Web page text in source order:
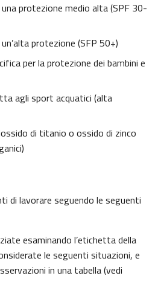
protezione medio alta (SPF 30-
protezione (SFP 50+)
per la protezione dei bambini e
agli sport acquatici (alta
di titanio o ossido di zinco
di lavorare seguendo le seguenti
esaminando l’etichetta della
le seguenti situazioni, e
in una tabella (vedi